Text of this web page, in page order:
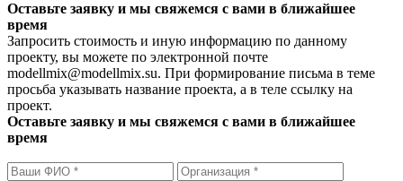
Оставьте заявку и мы свяжемся с вами в ближайшее
время
Запросить стоимость и иную информацию по данному
проекту, вы можете по электронной почте
modellmix@modellmix.su. При формирование письма в теме
просьба указывать название проекта, а в теле ссылку на
проект.
Оставьте заявку и мы свяжемся с вами в ближайшее
время